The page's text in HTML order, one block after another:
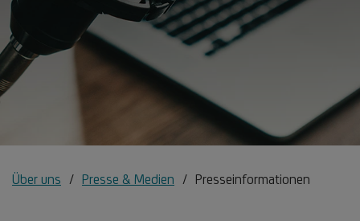
Über uns Presse & Medien Presseinformationen